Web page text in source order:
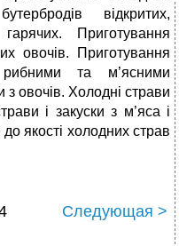
відкритих,
Приготування
овочів. Приготування
та м’ясними
з овочів. Холодні страви
і закуски з м’яса і
якості холодних страв
Следующая >